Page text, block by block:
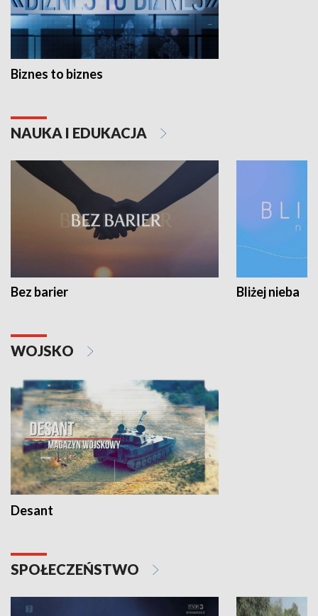
Biznes to biznes
NAUKA I EDUKACJA
Bez barier Bliżej nieba
WOJSKO
Desant
SPOŁECZEŃSTWO